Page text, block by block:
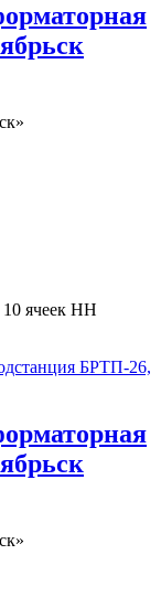
ячеек НН